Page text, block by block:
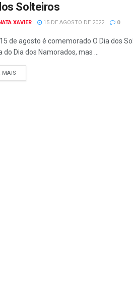
Solteiros
XAVIER 15 DE AGOSTO DE 2022 0
de agosto é comemorado O Dia dos
do Dia dos Namorados, mas ...
MAIS